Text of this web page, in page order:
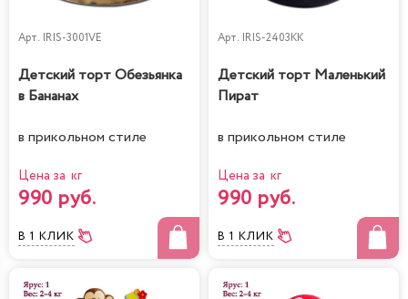
Арт. IRIS-3001VE
Детский торт Обезьянка
в Бананах
в прикольном стиле
Цена за кг
990 руб.
В 1 КЛИК
Арт. IRIS-2403KK
Детский торт Маленький
Пират
в прикольном стиле
Цена за кг
990 руб.
В 1 КЛИК